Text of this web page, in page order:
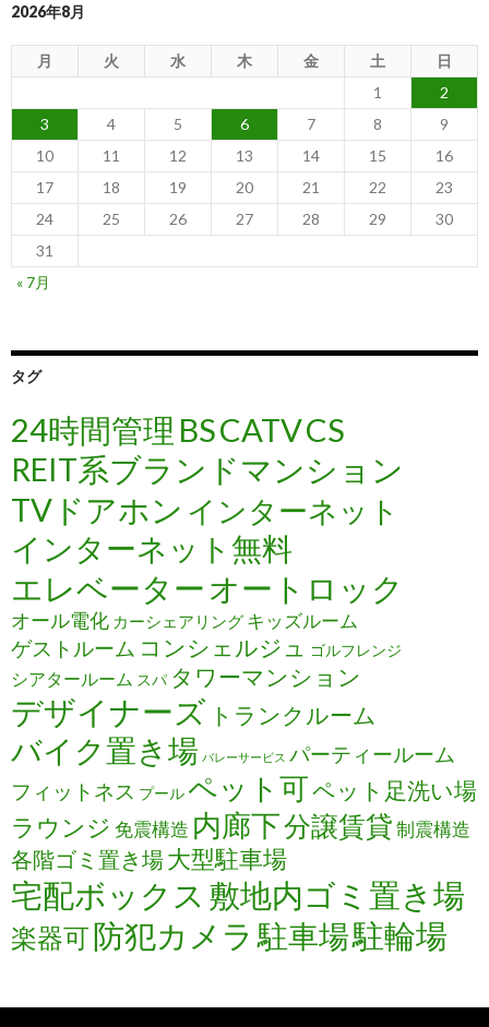
2026年8月
月 火 水 木 金 土
日
1
2
3
4 5 6 7 8
9
10
11 12 13 14 15
16
17
18 19 20 21 22
23
24
25 26 27 28 29
30
31
« 7月
タグ
24時間管理 BSCATVCS
REIT系ブランドマンション
TVドアホン インターネット
インターネット無料
エレベーター オートロック
オール電化 カーシェアリング キッズルーム
ゲストルーム コンシェルジュ ゴルフレンジ
シアタールーム スパ タワーマンション
デザイナーズ トランクルーム
バイク置き場 バレーサービス パーティールーム
フィットネス プールペット可ペット足洗い場
ラウンジ 免震構造 内廊下分譲賃貸制震構造
各階ゴミ置き場大型駐車場
宅配ボックス 敷地内ゴミ置き場
楽器可防犯カメラ 駐車場駐輪場